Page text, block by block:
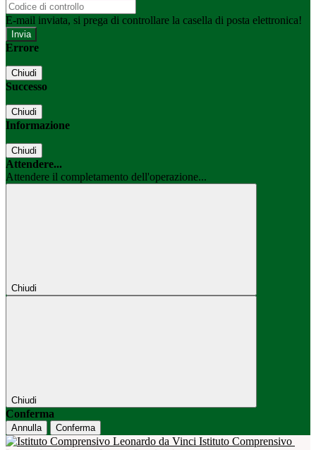
E-mail inviata, si prega di controllare la casella di posta elettronica!
Errore
Chiudi
Successo
Chiudi
Informazione
Chiudi
Attendere...
Attendere il completamento dell'operazione...
Chiudi
Chiudi
Conferma
Annulla Conferma
Istituto Comprensivo